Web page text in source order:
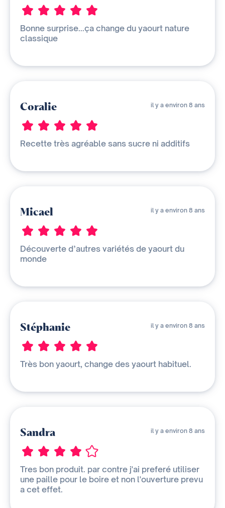
Bonne surprise...ça change du yaourt nature
classique
Coralie il y a environ 8 ans
Recette très agréable sans sucre ni additifs
Micael il y a environ 8 ans
Découverte d’autres variétés de yaourt du
monde
Stéphanie il y a environ 8 ans
Très bon yaourt, change des yaourt habituel.
Sandra il y a environ 8 ans
Tres bon produit. par contre j'ai preferé utiliser
une paille pour le boire et non l'ouverture prevu
a cet effet.